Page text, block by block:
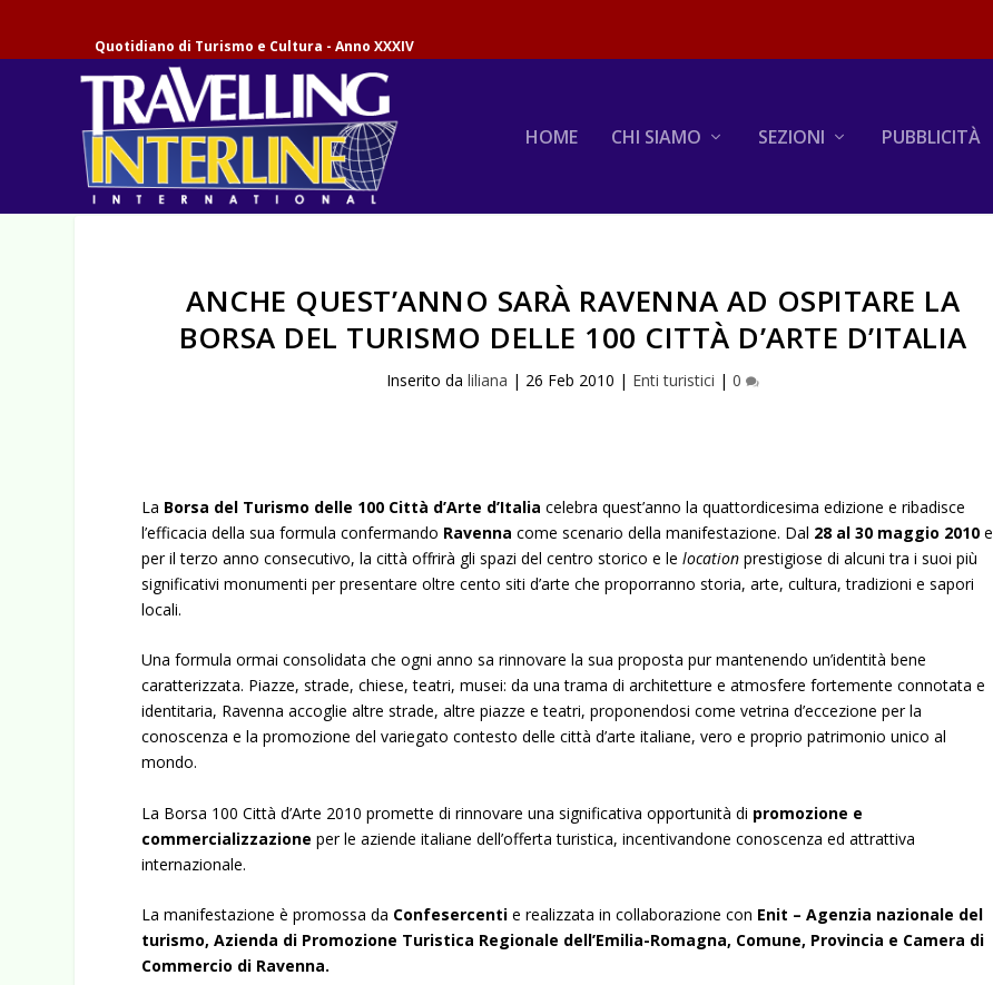
Quotidiano di Turismo e Cultura - Anno XXXIV
HOME CHI SIAMO SEZIONI PUBBLICITÀ
ANCHE QUEST’ANNO SARÀ RAVENNA AD OSPITARE LA
BORSA DEL TURISMO DELLE 100 CITTÀ D’ARTE D’ITALIA
Inserito daliliana | 26 Feb 2010 | Enti turistici |0
La Borsa del Turismo delle 100 Città d’Arte d’Italia celebra quest’anno la quattordicesima edizione e ribadisce
l’efficacia della sua formula confermando Ravenna come scenario della manifestazione. Dal 28 al 30 maggio 2010 e
per il terzo anno consecutivo, la città offrirà gli spazi del centro storico e lelocation prestigiose di alcuni tra i suoi più
significativi monumenti per presentare oltre cento siti d’arte che proporranno storia, arte, cultura, tradizioni e sapori
locali.
Una formula ormai consolidata che ogni anno sa rinnovare la sua proposta pur mantenendo un’identità bene
caratterizzata. Piazze, strade, chiese, teatri, musei: da una trama di architetture e atmosfere fortemente connotata e
identitaria, Ravenna accoglie altre strade, altre piazze e teatri, proponendosi come vetrina d’eccezione per la
conoscenza e la promozione del variegato contesto delle città d’arte italiane, vero e proprio patrimonio unico al
mondo.
La Borsa 100 Città d’Arte 2010 promette di rinnovare una significativa opportunità di promozione e
commercializzazione per le aziende italiane dell’offerta turistica, incentivandone conoscenza ed attrattiva
internazionale.
La manifestazione è promossa da Confesercenti e realizzata in collaborazione con Enit – Agenzia nazionale del
turismo, Azienda di Promozione Turistica Regionale dell’Emilia-Romagna, Comune, Provincia e Camera di
Commercio di Ravenna.